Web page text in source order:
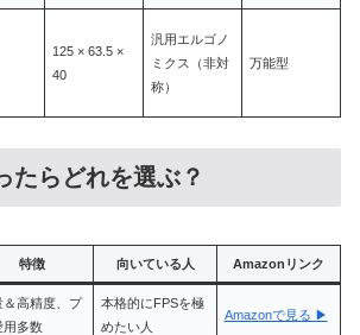
125 × 63.5 ×
40
汎用エルゴノ
ミクス（非対
称）
万能型
たらどれを選ぶ？
特徴 向いている人 Amazonリンク
＆高精度、プ
用多数
本格的にFPSを極
めたい人
Amazonで見る ▶